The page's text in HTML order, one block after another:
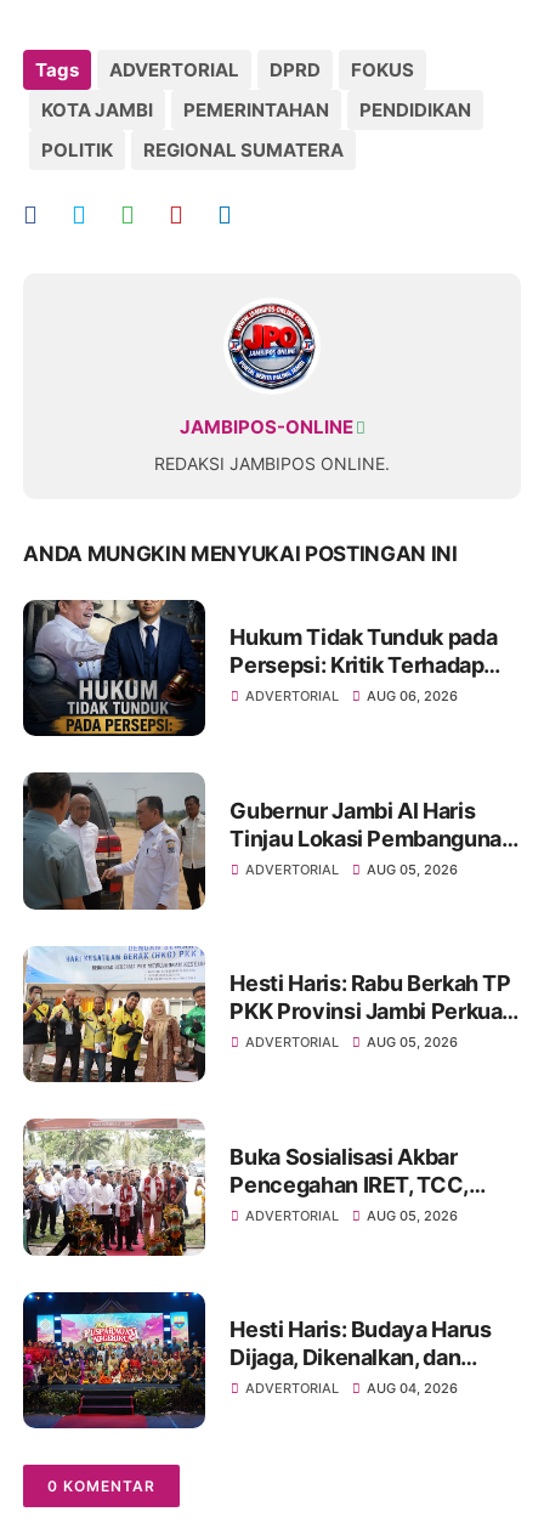
Tags ADVERTORIAL DPRD
FOKUS
KOTA JAMBI
PEMERINTAHAN
PENDIDIKAN
POLITIK
REGIONAL SUMATERA
JAMBIPOS-ONLINE
REDAKSI JAMBIPOS ONLINE.
ANDA MUNGKIN MENYUKAI POSTINGAN INI
Hukum Tidak Tunduk pada
Persepsi: Kritik Terhadap
Monopoli Kebenaran oleh
ADVERTORIAL AUG 06, 2026
Gubernur Jambi Al Haris
Tinjau Lokasi Pembangunan
Sekolah Rakyat dan Lokasi
ADVERTORIAL AUG 05, 2026
Hesti Haris: Rabu Berkah TP
PKK Provinsi Jambi Perkuat
Literasi Keuangan dan
ADVERTORIAL AUG 05, 2026
Buka Sosialisasi Akbar
Pencegahan IRET, TCC,
Perundungan, dan Bahaya
ADVERTORIAL AUG 05, 2026
Hesti Haris: Budaya Harus
Dijaga, Dikenalkan, dan
Diwariskan
ADVERTORIAL AUG 04, 2026
0 KOMENTAR